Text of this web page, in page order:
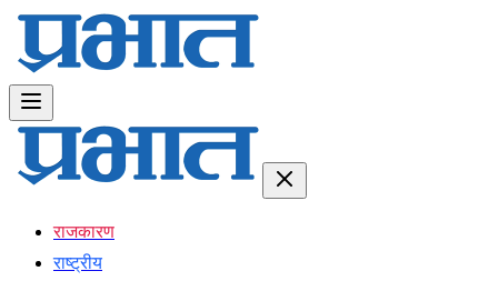
राजकारण
राष्ट्रीय